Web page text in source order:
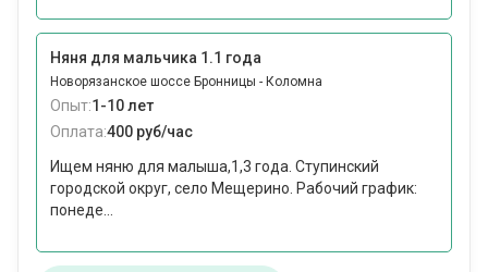
Няня для мальчика 1.1 года
Новорязанское шоссе Бронницы - Коломна
Опыт:1-10 лет
Оплата:400 руб/час
Ищем няню для малыша,1,3 года. Ступинский
городской округ, село Мещерино. Рабочий график:
понеде...